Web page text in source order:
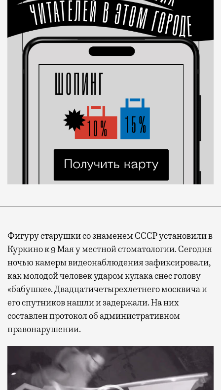
Фигуру старушки со знаменем СССР установили в
Куркино к 9 Мая у местной стоматологии. Сегодня
ночью камеры видеонаблюдения зафиксировали,
как молодой человек ударом кулака снес голову
«бабушке». Двадцатичетырехлетнего москвича и
его спутников нашли и задержали. На них
составлен протокол об административном
правонарушении.